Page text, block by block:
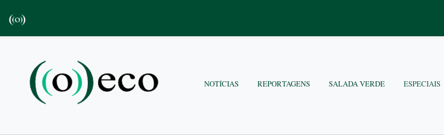
NOTÍCIAS REPORTAGENS SALADA VERDE ESPECIAIS